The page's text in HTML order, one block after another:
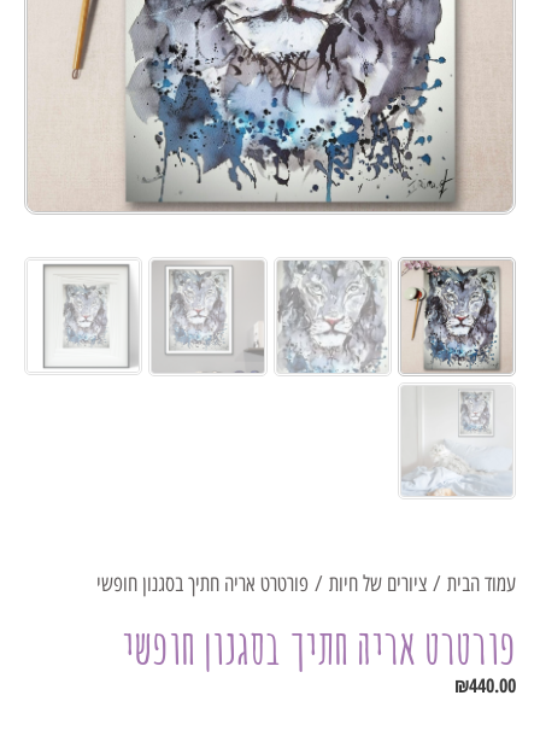
עמוד הבית / ציורים של חיות / פורטרט אריה חתיך בסגנון חופשי
פורטרט אריה חתיך בסגנון חופשי
₪440.00